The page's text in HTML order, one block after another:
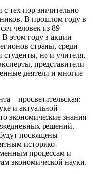
тех пор значительно
В прошлом году в
человек из 89
В этом году в акции
страны, среди
студенты, но и учителя,
представители
деятели и многие
– просветительская:
и актуальной
экономические знания
решений.
посвящены
историко-
процессам и
экономической науки.